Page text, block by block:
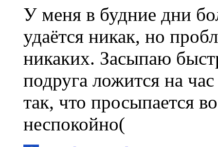
У меня в будние дни
удаётся никак, но
никаких. Засыпаю
подруга ложится на
так, что просыпается
неспокойно(